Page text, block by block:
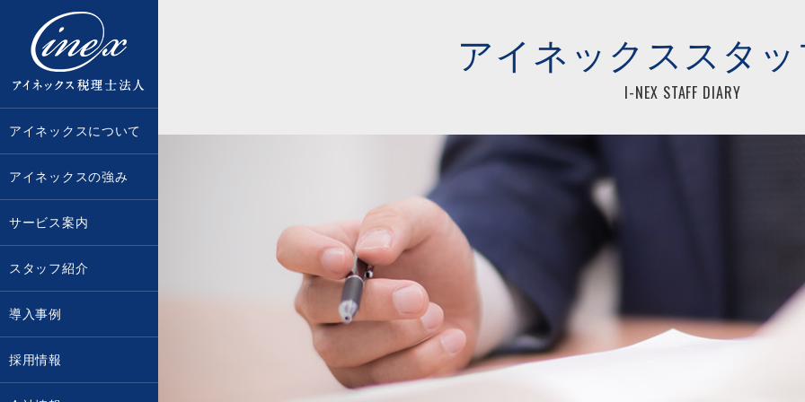
アイネックスについて
アイネックスの強み
サービス案内
スタッフ紹介
導入事例
採用情報
アイネックススタ
I-NEX STAFF DIARY